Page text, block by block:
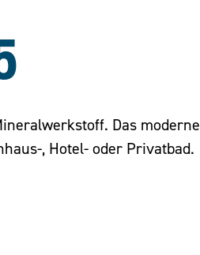
Das moderne
, Hotel- oder Privatbad.